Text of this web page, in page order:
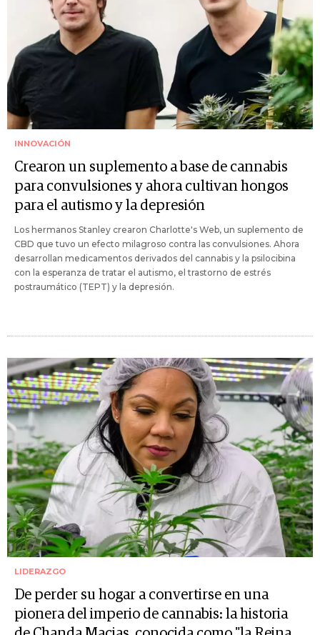
INNOVACIÓN
Crearon un suplemento a base de cannabis
para convulsiones y ahora cultivan hongos
para el autismo y la depresión
Los hermanos Stanley crearon Charlotte's Web, un suplemento de
CBD que tuvo un efecto milagroso contra las convulsiones. Ahora
desarrollan medicamentos derivados del cannabis y la psilocibina
con la esperanza de tratar el autismo, el trastorno de estrés
postraumático (TEPT) y la depresión.
LIDERAZGO
De perder su hogar a convertirse en una
pionera del imperio de cannabis: la historia